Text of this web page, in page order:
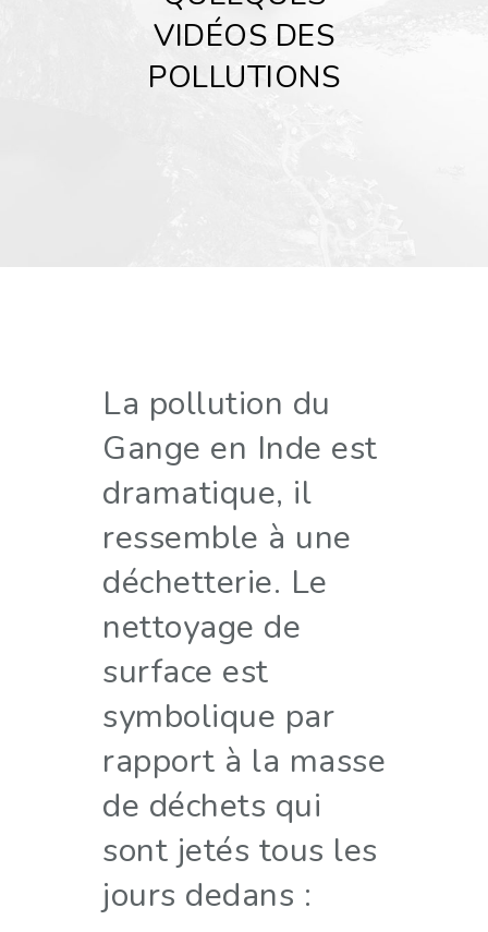
VIDÉOS DES
POLLUTIONS
La pollution du
Gange en Inde est
dramatique, il
ressemble à une
déchetterie. Le
nettoyage de
surface est
symbolique par
rapport à la masse
de déchets qui
sont jetés tous les
jours dedans :